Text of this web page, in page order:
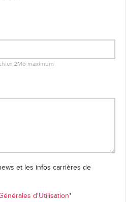
2Mo maximum
et les infos carrières de
d'Utilisation*